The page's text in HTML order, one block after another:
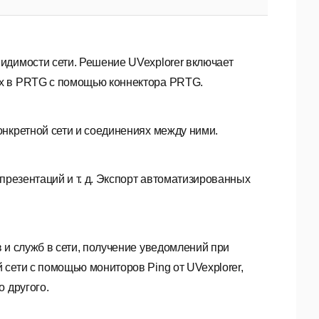
сети. Решение UVexplorer включает
в PRTG с помощью коннектора PRTG.
сети и соединениях между ними.
и т. д. Экспорт автоматизированных
служб в сети, получение уведомлений при
сети с помощью мониторов Ping от UVexplorer,
другого.